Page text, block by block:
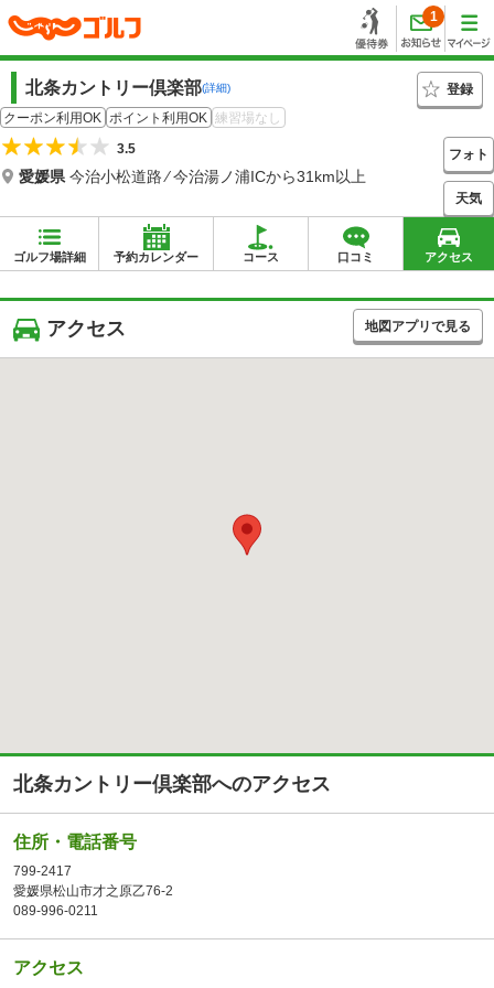
1
北条カントリー倶楽部(詳細)
登録
クーポン利用OK ポイント利用OK 練習場なし
3.5
愛媛県 今治小松道路 ⁄ 今治湯ノ浦ICから31km以上
フォト
天気
ゴルフ場詳細 予約カレンダー コース 口コミ アクセス
アクセス 地図アプリで見る
北条カントリー倶楽部へのアクセス
住所・電話番号
799-2417
愛媛県松山市才之原乙76-2
089-996-0211
アクセス